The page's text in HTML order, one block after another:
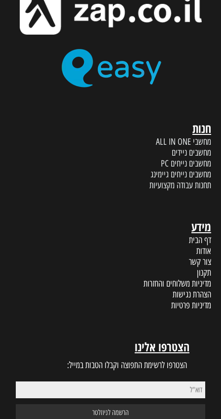
חנות
מחשבי ALL IN ONE
מחשבים ניידים
מחשבים נייחים PC
מחשבים נייחים גיימינג
תחנות עבודה מקצועיות
מידע
דף הבית
אודות
צור קשר
תקנון
מדיניות משלוחים והחזרות
הצהרת נגישות
מדיניות פרטיות
הצטרפו אלינו
הצטרפו לרשימת התפוצה וקבלו הטבות במייל: